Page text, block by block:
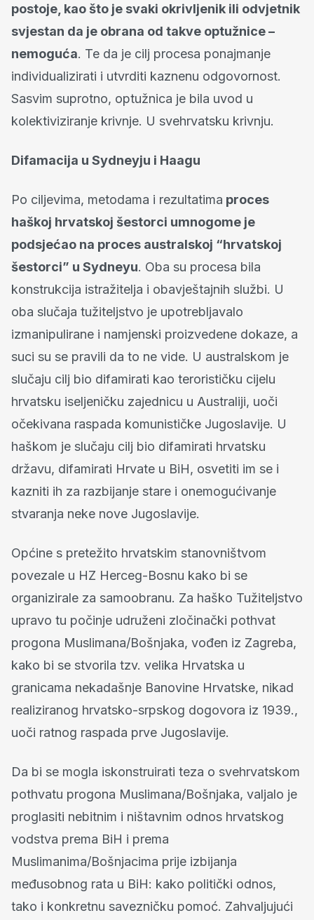
postoje, kao što je svaki okrivljenik ili odvjetnik
svjestan da je obrana od takve optužnice –
nemoguća. Te da je cilj procesa ponajmanje
individualizirati i utvrditi kaznenu odgovornost.
Sasvim suprotno, optužnica je bila uvod u
kolektiviziranje krivnje. U svehrvatsku krivnju.
Difamacija u Sydneyju i Haagu
Po ciljevima, metodama i rezultatima proces
haškoj hrvatskoj šestorci umnogome je
podsjećao na proces australskoj “hrvatskoj
šestorci” u Sydneyu. Oba su procesa bila
konstrukcija istražitelja i obavještajnih službi. U
oba slučaja tužiteljstvo je upotrebljavalo
izmanipulirane i namjenski proizvedene dokaze, a
suci su se pravili da to ne vide. U australskom je
slučaju cilj bio difamirati kao terorističku cijelu
hrvatsku iseljeničku zajednicu u Australiji, uoči
očekivana raspada komunističke Jugoslavije. U
haškom je slučaju cilj bio difamirati hrvatsku
državu, difamirati Hrvate u BiH, osvetiti im se i
kazniti ih za razbijanje stare i onemogućivanje
stvaranja neke nove Jugoslavije.
Općine s pretežito hrvatskim stanovništvom
povezale u HZ Herceg-Bosnu kako bi se
organizirale za samoobranu. Za haško Tužiteljstvo
upravo tu počinje udruženi zločinački pothvat
progona Muslimana/Bošnjaka, vođen iz Zagreba,
kako bi se stvorila tzv. velika Hrvatska u
granicama nekadašnje Banovine Hrvatske, nikad
realiziranog hrvatsko-srpskog dogovora iz 1939.,
uoči ratnog raspada prve Jugoslavije.
Da bi se mogla iskonstruirati teza o svehrvatskom
pothvatu progona Muslimana/Bošnjaka, valjalo je
proglasiti nebitnim i ništavnim odnos hrvatskog
vodstva prema BiH i prema
Muslimanima/Bošnjacima prije izbijanja
međusobnog rata u BiH: kako politički odnos,
tako i konkretnu savezničku pomoć. Zahvaljujući